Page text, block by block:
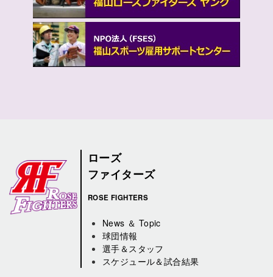
ローズ
ファイターズ
ROSE FIGHTERS
News ＆ Topic
球団情報
選手＆スタッフ
スケジュール＆試合結果